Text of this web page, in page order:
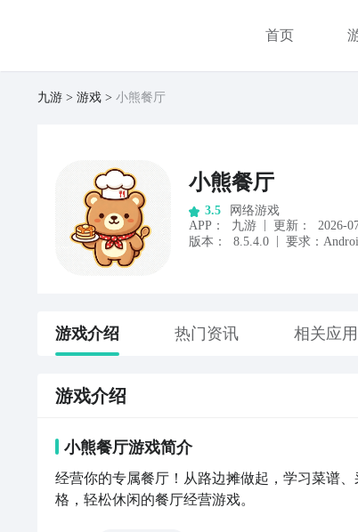
首页
九游 游戏 小熊餐厅
小熊餐厅
3.5
网络游戏
APP ： 九游 更新：
2026-
版本：
8.5.4.0 要求：
游戏介绍 热门资讯 相关应用
游戏介绍
小熊餐厅游戏简介
经营你的专属餐厅！从路边摊做起，学习菜谱
格，轻松休闲的餐厅经营游戏。